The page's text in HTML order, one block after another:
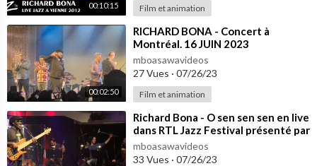
00:10:15 Film et animation
00:02:50
⁣RICHARD BONA - Concert à
Montréal. 16 JUIN 2023
mboasawavideos
27 Vues · 07/26/23
Film et animation
⁣Richard Bona - O sen sen sen en live
dans RTL Jazz Festival présenté par
Jean-Yves Chaperon - RTL
mboasawavideos
33 Vues · 07/26/23